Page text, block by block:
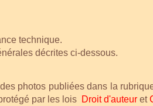
technique.
décrites ci-dessous.
photos publiées dans la
par les lois Droit d'auteur et